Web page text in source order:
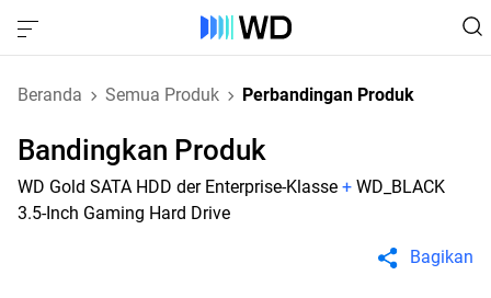
Beranda Semua Produk Perbandingan Produk
Bandingkan Produk
WD Gold SATA HDD der Enterprise-Klasse + WD_BLACK
3.5-Inch Gaming Hard Drive
Bagikan